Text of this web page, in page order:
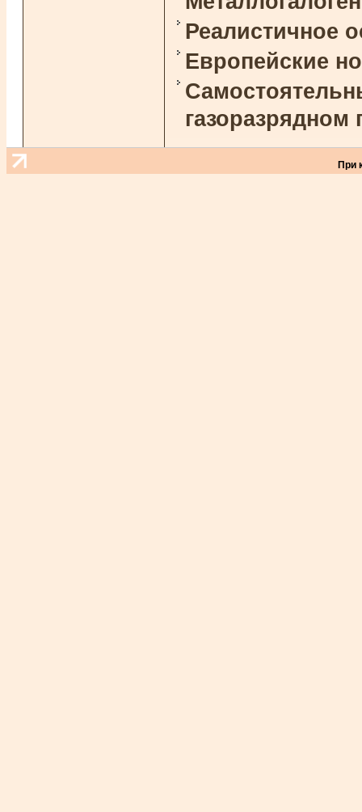
Реалистичное
Европейские
При